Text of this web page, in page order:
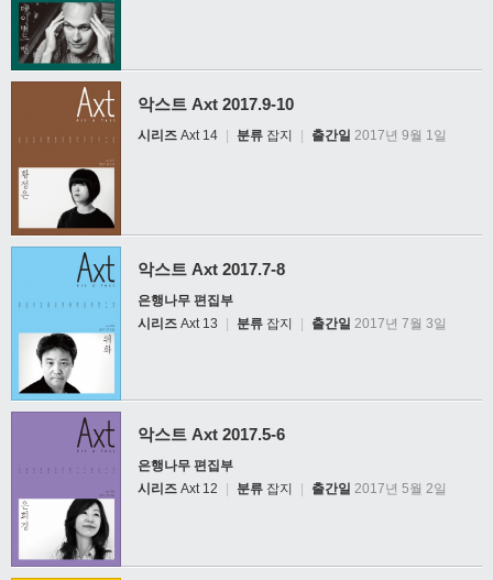
악스트 Axt 2017.9-10
시리즈 Axt 14 | 분류 잡지 | 출간일 2017년 9월 1일
악스트 Axt 2017.7-8
은행나무 편집부
시리즈 Axt 13 | 분류 잡지 | 출간일 2017년 7월 3일
악스트 Axt 2017.5-6
은행나무 편집부
시리즈 Axt 12 분류 잡지 출간일 2017년 5월 2일